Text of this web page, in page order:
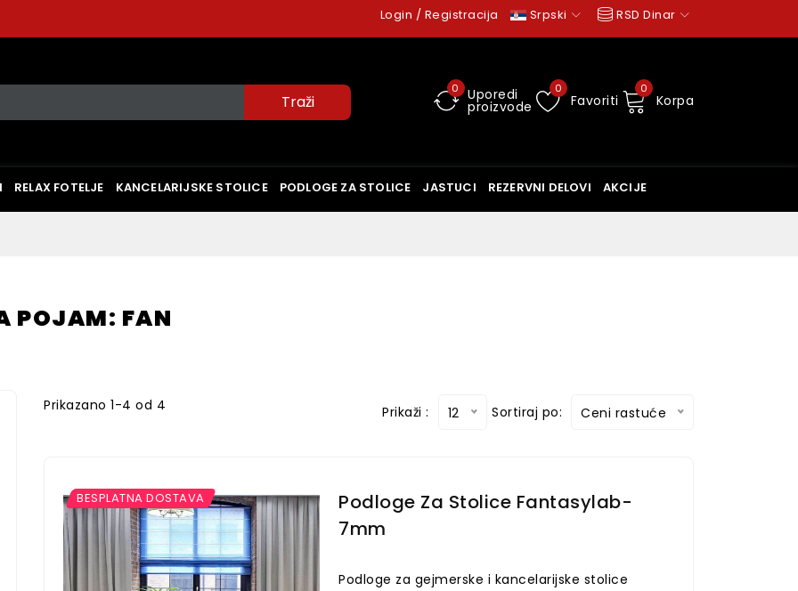
Login / Registracija Srpski RSD Dinar
0 Uporedi
proizvode
0
Favoriti
0
Korpa
RELAX FOTELJE KANCELARIJSKE STOLICE PODLOGE ZA STOLICE JASTUCI REZERVNI DELOVI AKCIJE
POJAM: FAN
Prikazano 1-4 od 4 Prikaži : 12 Sortiraj po: Ceni rastuće
BESPLATNA DOSTAVA
Podloge Za Stolice Fantasylab-
7mm
Podloge za gejmerske i kancelarijske stolice